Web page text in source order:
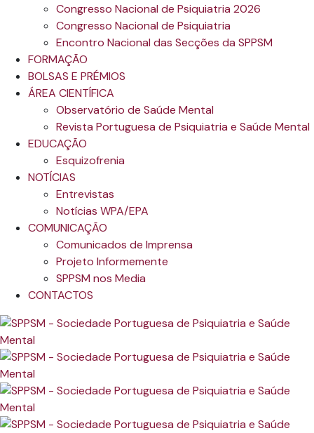
Congresso Nacional de Psiquiatria 2026
Congresso Nacional de Psiquiatria
Encontro Nacional das Secções da SPPSM
FORMAÇÃO
BOLSAS E PRÉMIOS
ÁREA CIENTÍFICA
Observatório de Saúde Mental
Revista Portuguesa de Psiquiatria e Saúde Mental
EDUCAÇÃO
Esquizofrenia
NOTÍCIAS
Entrevistas
Notícias WPA/EPA
COMUNICAÇÃO
Comunicados de Imprensa
Projeto Informemente
SPPSM nos Media
CONTACTOS